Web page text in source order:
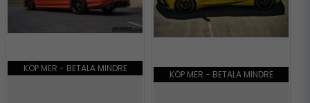
KÖP MER - BETALA MINDRE
KÖP MER - BETALA MINDRE